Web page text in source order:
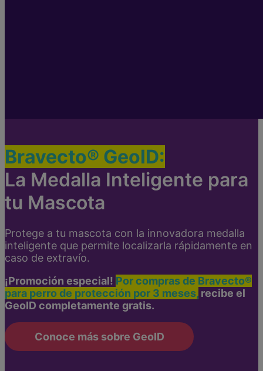
Bravecto® GeoID:
La Medalla Inteligente para
tu Mascota
Protege a tu mascota con la innovadora medalla
inteligente que permite localizarla rápidamente en
caso de extravío.
¡Promoción especial! Por compras de Bravecto®
para perro de protección por 3 meses, recibe el
GeoID completamente gratis.
Conoce más sobre GeoID